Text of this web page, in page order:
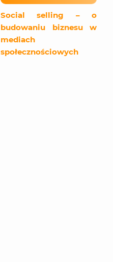
Social selling – o
budowaniu biznesu w
mediach
społecznościowych